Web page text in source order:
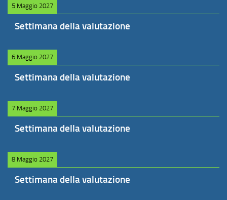
5 Maggio 2027
Settimana della valutazione
6 Maggio 2027
Settimana della valutazione
7 Maggio 2027
Settimana della valutazione
8 Maggio 2027
Settimana della valutazione